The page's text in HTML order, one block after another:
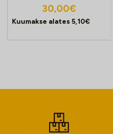
30,00€
Kuumakse alates 5,10€